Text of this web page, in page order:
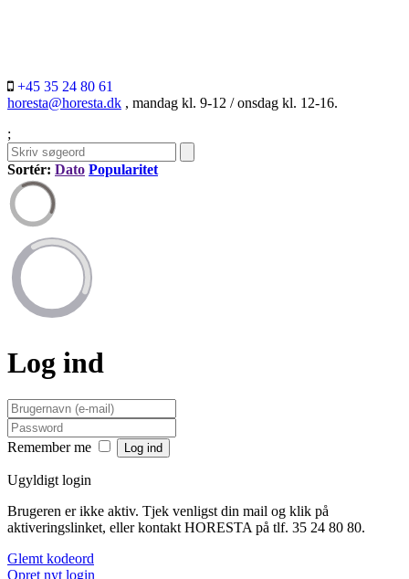
+45 35 24 80 61
horesta@horesta.dk , mandag kl. 9-12 / onsdag kl. 12-16.
;
Sortér: Dato Popularitet
Log ind
Remember me
Ugyldigt login
Brugeren er ikke aktiv. Tjek venligst din mail og klik på
aktiveringslinket, eller kontakt HORESTA på tlf. 35 24 80 80.
Glemt kodeord
Opret nyt login